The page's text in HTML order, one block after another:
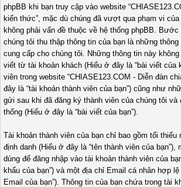
phpBB khi bạn truy cập vào website
kiến thức”, mặc dù chúng đã vượt qua phạm vi
không phải vấn đề thuộc về hệ thống phpBB.
chúng tôi thu thập thông tin của bạn là những
cung cấp cho chúng tôi. Những thông tin này
viết từ tài khoản khách (Hiểu ở đây là “bài viết của
viên trong website “CHIASE123.COM - Diễn đàn
đây là “tài khoản thành viên của bạn”) cũng như
gửi sau khi đã đăng ký thành viên của chúng tôi và
thống (Hiểu ở đây là “bài viết của bạn”).
Tài khoản thành viên của bạn chỉ bao gồm tối thiểu
định danh (Hiểu ở đây là “tên thành viên của bạn”),
dùng để đăng nhập vào tài khoản thành viên của
khẩu của bạn”) và một địa chỉ Email cá nhân hợp
Email của bạn”). Thông tin của bạn chứa trong tài